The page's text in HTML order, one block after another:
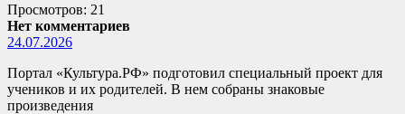
Просмотров: 21
Нет комментариев
24.07.2026
Портал «Культура.РФ» подготовил специальный проект для
учеников и их родителей. В нем собраны знаковые
произведения